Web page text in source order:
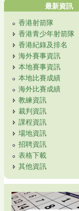
最新資訊
香港射箭隊
香港青少年射箭隊
香港紀錄及排名
海外賽事資訊
本地賽事資訊
本地比賽成績
海外比賽成績
教練資訊
裁判資訊
課程資訊
場地資訊
招聘資訊
表格下載
其他資訊